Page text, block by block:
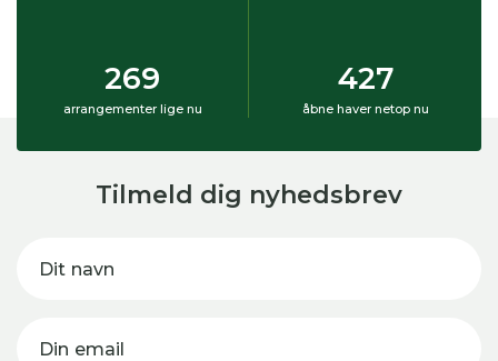
269
arrangementer lige nu
427
åbne haver netop nu
Tilmeld dig nyhedsbrev
Dit navn
Din email